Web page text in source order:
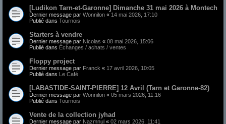
[Ludikon Tarn-et-Garonne] Dimanche 31 mai 2026 à Montech
Dernier message par Wonnilon « 14 mai 2026, 17:10
Publié dans Tournois
Starters à vendre
Dernier message par Nicolas « 08 mai 2026, 15:06
Publié dans Échanges / achats / ventes
Floppy project
Dernier message par Franck « 17 avril 2026, 10:05
Publié dans Le Café
[LABASTIDE-SAINT-PIERRE] 12 Avril (Tarn et Garonne-82)
Dernier message par Wonnilon « 05 mars 2026, 11:16
Publié dans Tournois
Vente de la collection jyhad
Dernier message par Nazmnul « 02 mars 2026, 11:41